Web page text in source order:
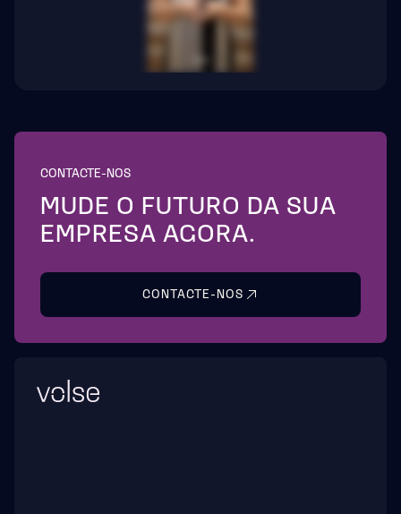
CONTACTE-NOS
MUDE O FUTURO DA SUA
EMPRESA AGORA.
CONTACTE-NOS